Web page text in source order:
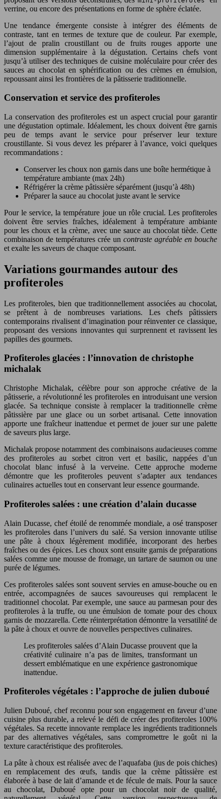
verrine, ou encore des présentations en forme de sphère éclatée.
Une tendance émergente consiste à intégrer des éléments de
contraste, tant en termes de texture que de couleur. Par exemple,
l’ajout de pralin croustillant ou de fruits rouges apporte une
dimension supplémentaire à la dégustation. Certains chefs vont
jusqu’à utiliser des techniques de cuisine moléculaire pour créer des
sauces au chocolat en sphérification ou des crèmes en émulsion,
repoussant ainsi les frontières de la pâtisserie traditionnelle.
Conservation et service des profiteroles
La conservation des profiteroles est un aspect crucial pour garantir
une dégustation optimale. Idéalement, les choux doivent être garnis
peu de temps avant le service pour préserver leur texture
croustillante. Si vous devez les préparer à l’avance, voici quelques
recommandations :
Conserver les choux non garnis dans une boîte hermétique à
température ambiante (max 24h)
Réfrigérer la crème pâtissière séparément (jusqu’à 48h)
Préparer la sauce au chocolat juste avant le service
Pour le service, la température joue un rôle crucial. Les profiteroles
doivent être servies fraîches, idéalement à température ambiante
pour les choux et la crème, avec une sauce au chocolat tiède. Cette
combinaison de températures crée un contraste agréable en bouche
et exalte les saveurs de chaque composant.
Variations gourmandes autour des
profiteroles
Les profiteroles, bien que traditionnellement associées au chocolat,
se prêtent à de nombreuses variations. Les chefs pâtissiers
contemporains rivalisent d’imagination pour réinventer ce classique,
proposant des versions innovantes qui surprennent et ravissent les
papilles des gourmets.
Profiteroles glacées : l’innovation de christophe
michalak
Christophe Michalak, célèbre pour son approche créative de la
pâtisserie, a révolutionné les profiteroles en introduisant une version
glacée. Sa technique consiste à remplacer la traditionnelle crème
pâtissière par une glace ou un sorbet artisanal. Cette innovation
apporte une fraîcheur inattendue et permet de jouer sur une palette
de saveurs plus large.
Michalak propose notamment des combinaisons audacieuses comme
des profiteroles au sorbet citron vert et basilic, nappées d’un
chocolat blanc infusé à la verveine. Cette approche moderne
démontre que les profiteroles peuvent s’adapter aux tendances
culinaires actuelles tout en conservant leur essence gourmande.
Profiteroles salées : une création d’alain ducasse
Alain Ducasse, chef étoilé de renommée mondiale, a osé transposer
les profiteroles dans l’univers du salé. Sa version innovante utilise
une pâte à choux légèrement modifiée, incorporant des herbes
fraîches ou des épices. Les choux sont ensuite garnis de préparations
salées comme une mousse de fromage, un tartare de saumon ou une
purée de légumes.
Ces profiteroles salées sont souvent servies en amuse-bouche ou en
entrée, accompagnées de sauces savoureuses qui remplacent le
traditionnel chocolat. Par exemple, une sauce au parmesan pour des
profiteroles à la truffe, ou une émulsion de tomate pour des choux
garnis de mozzarella. Cette réinterprétation démontre la versatilité de
la pâte à choux et ouvre de nouvelles perspectives culinaires.
Les profiteroles salées d’Alain Ducasse prouvent que la
créativité culinaire n’a pas de limites, transformant un
dessert emblématique en une expérience gastronomique
inattendue.
Profiteroles végétales : l’approche de julien duboué
Julien Duboué, chef reconnu pour son engagement en faveur d’une
cuisine plus durable, a relevé le défi de créer des profiteroles 100%
végétales. Sa recette innovante remplace les ingrédients traditionnels
par des alternatives végétales, sans compromettre le goût ni la
texture caractéristique des profiteroles.
La pâte à choux est réalisée avec de l’aquafaba (jus de pois chiches)
en remplacement des œufs, tandis que la crème pâtissière est
élaborée à base de lait d’amande et de fécule de maïs. Pour la sauce
au chocolat, Duboué opte pour un chocolat noir de qualité,